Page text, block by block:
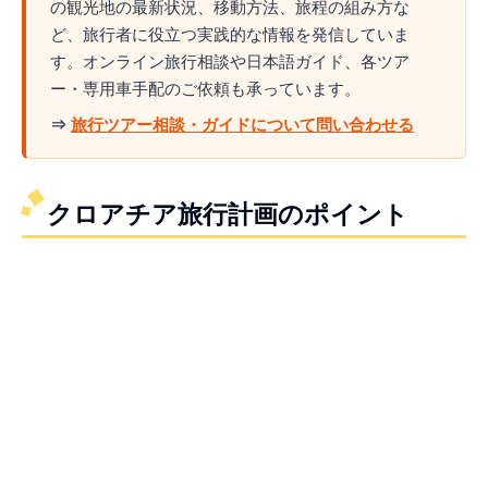
の観光地の最新状況、移動方法、旅程の組み方な
ど、旅行者に役立つ実践的な情報を発信していま
す。オンライン旅行相談や日本語ガイド、各ツア
ー・専用車手配のご依頼も承っています。
⇒ 旅行ツアー相談・ガイドについて問い合わせる
クロアチア旅行計画のポイント